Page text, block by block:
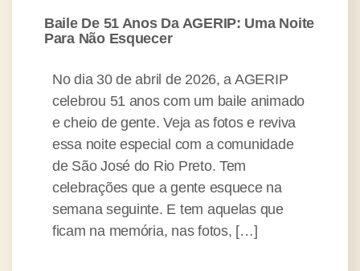
Baile De 51 Anos Da AGERIP: Uma Noite
Para Não Esquecer
No dia 30 de abril de 2026, a AGERIP
celebrou 51 anos com um baile animado
e cheio de gente. Veja as fotos e reviva
essa noite especial com a comunidade
de São José do Rio Preto. Tem
celebrações que a gente esquece na
semana seguinte. E tem aquelas que
ficam na memória, nas fotos, […]